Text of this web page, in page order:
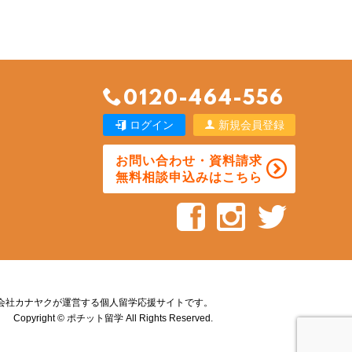
0120-464-556
ログイン 新規会員登録
お問い合わせ・資料請求
無料相談申込みはこちら
社カナヤクが運営する個人留学応援サイトです。
Copyright © ポチット留学 All Rights Reserved.